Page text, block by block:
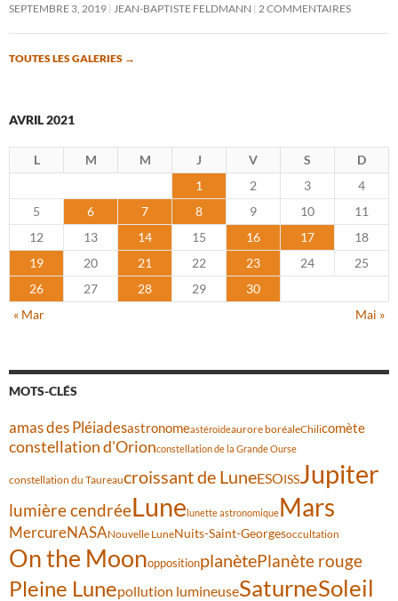
SEPTEMBRE 3, 2019
JEAN-BAPTISTE FELDMANN 2 COMMENTAIRES
TOUTES LES GALERIES →
AVRIL 2021
L M M J V S
D
1
2 3
4
5
6 7 8 9 10
11
12
13 14 15 16 17
18
19
20 21 22 23 24
25
26
27 28 29
30
« Mar
Mai »
MOTS-CLÉS
amas des Pléiadesastronomeastéroïdeaurore boréaleChilicomète
constellation d'Orionconstellation de la Grande Ourse
constellation du Taureaucroissant de LuneESOISSJupiter
lumière cendréeLunelunette astronomiqueMars
MercureNASANouvelle LuneNuits-Saint-Georgesoccultation
On the MoonoppositionplanètePlanète rouge
Pleine Lunepollution lumineuseSaturneSoleil